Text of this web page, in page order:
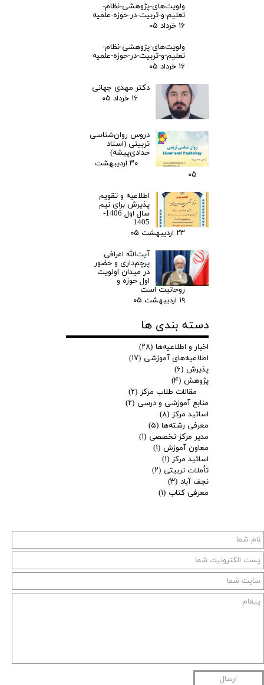
ارسال
ولویت‌های-پژوهشی-نظام-
تعلیم-و-تربیت-در-حوزه-علمیه
۱۶ خرداد ۰۵
ولویت‌های-پژوهشی-نظام-
تعلیم-و-تربیت-در-حوزه-علمیه
۱۶ خرداد ۰۵
دکتر مهدی جهانی
۱۶ خرداد ۰۵
دروس روان‌شناسی
تربیتی (استاد
حدادی‌پیشه)
۳۰ اردیبهشت
۰۵
اطلاعیه و تقویم
پذیرش برای نیم
سال اول 1406-
1405
۲۳ اردیبهشت ۰۵
آیت‌الله اعرافی:
پرچم‌داری و حضور
در میدان‌ اولویت
اول حوزه و
روحانیت است
۱۹ اردیبهشت ۰۵
دسته بندی ها
اخبار و اطلاعیه‌ها (۲۸)
اطلاعیه‌های آموزشی (۱۷)
پذیرش (۶)
پژوهش (۴)
مقالات طلاب مرکز (۲)
منابع آموزشی و درسی (۲)
اساتید مرکز (۸)
معرفی رشته‌ها (۵)
مدیر مرکز تخصصی (۱)
معاون آموزش (۱)
اساتید مرکز (۱)
تأملات تربیتی (۲)
نجف آباد (۳)
معرفی کتاب (۱)